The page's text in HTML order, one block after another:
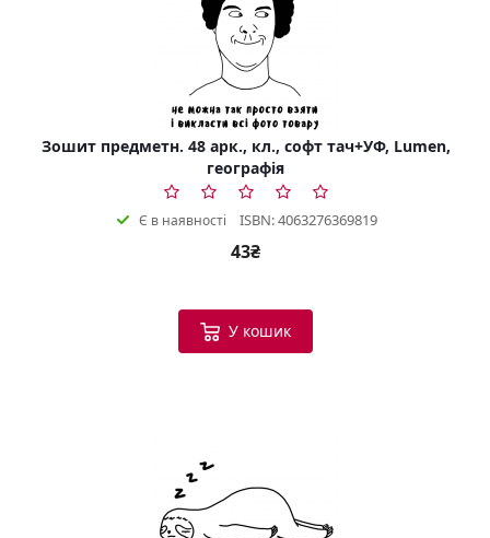
Зошит предметн. 48 арк., кл., софт тач+УФ, Lumen,
географія
Є в наявності ISBN: 4063276369819
43₴
У кошик